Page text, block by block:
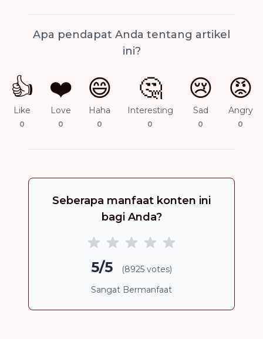
Apa pendapat Anda tentang artikel
ini?
👍
Like
0
❤️
Love
0
😄
Haha
0
🤔
Interesting
0
😢
Sad
0
😡
Angry
0
Seberapa manfaat konten ini
bagi Anda?
5/5
(8925 votes)
Sangat Bermanfaat